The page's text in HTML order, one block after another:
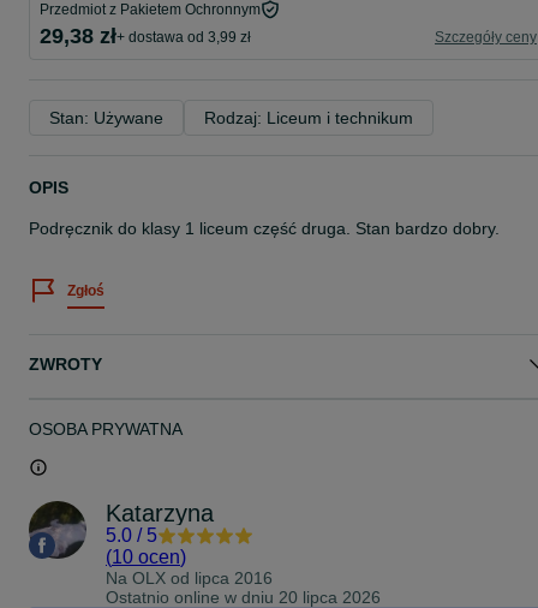
Przedmiot z Pakietem Ochronnym
29,38 zł+ dostawa od 3,99 zł Szczegóły ceny
Stan: Używane Rodzaj: Liceum i technikum
OPIS
Podręcznik do klasy 1 liceum część druga. Stan bardzo dobry.
Zgłoś
ZWROTY
OSOBA PRYWATNA
Katarzyna
5.0 / 5
(10 ocen)
Na OLX od lipca 2016
Ostatnio online w dniu 20 lipca 2026